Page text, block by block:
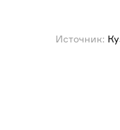
Источник: